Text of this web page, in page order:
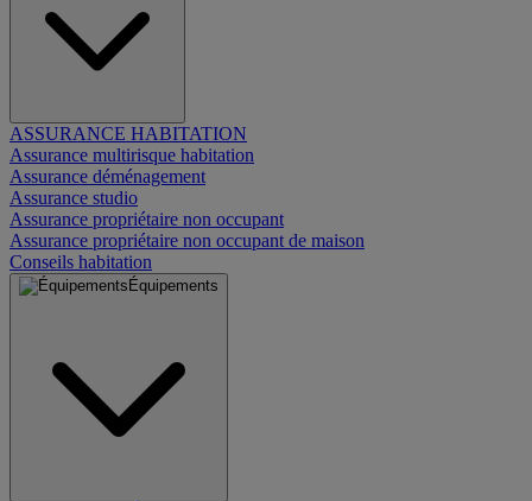
ASSURANCE HABITATION
Assurance multirisque habitation
Assurance déménagement
Assurance studio
Assurance propriétaire non occupant
Assurance propriétaire non occupant de maison
Conseils habitation
Équipements